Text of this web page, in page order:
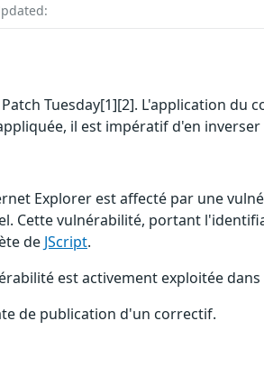
Tuesday[1][2]. L'application du
il est impératif d'en
Explorer est affecté par une
Cette vulnérabilité, portant
de JScript.
est activement exploitée
de publication d'un correctif.